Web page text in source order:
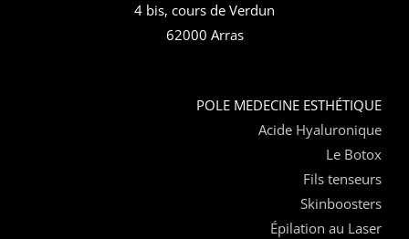
4 bis, cours de Verdun
62000 Arras
POLE MEDECINE ESTHÉTIQUE
Acide Hyaluronique
Le Botox
Fils tenseurs
Skinboosters
Épilation au Laser